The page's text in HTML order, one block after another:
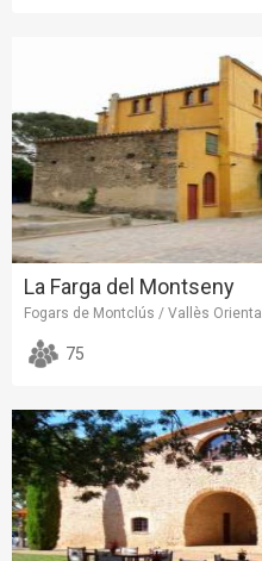
La Farga del Montseny
Fogars de Montclús / Vallès Oriental
75